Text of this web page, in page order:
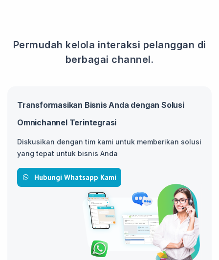
Permudah kelola interaksi pelanggan di
berbagai channel.
Transformasikan Bisnis Anda dengan Solusi
Omnichannel Terintegrasi
Diskusikan dengan tim kami untuk memberikan solusi
yang tepat untuk bisnis Anda
Hubungi Whatsapp Kami